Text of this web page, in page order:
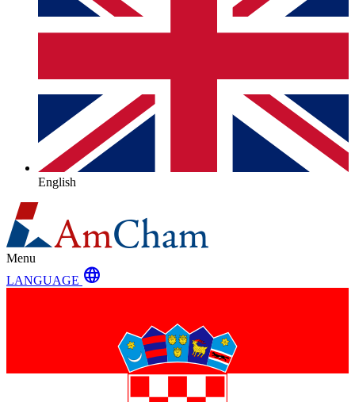
English
Menu
LANGUAGE language